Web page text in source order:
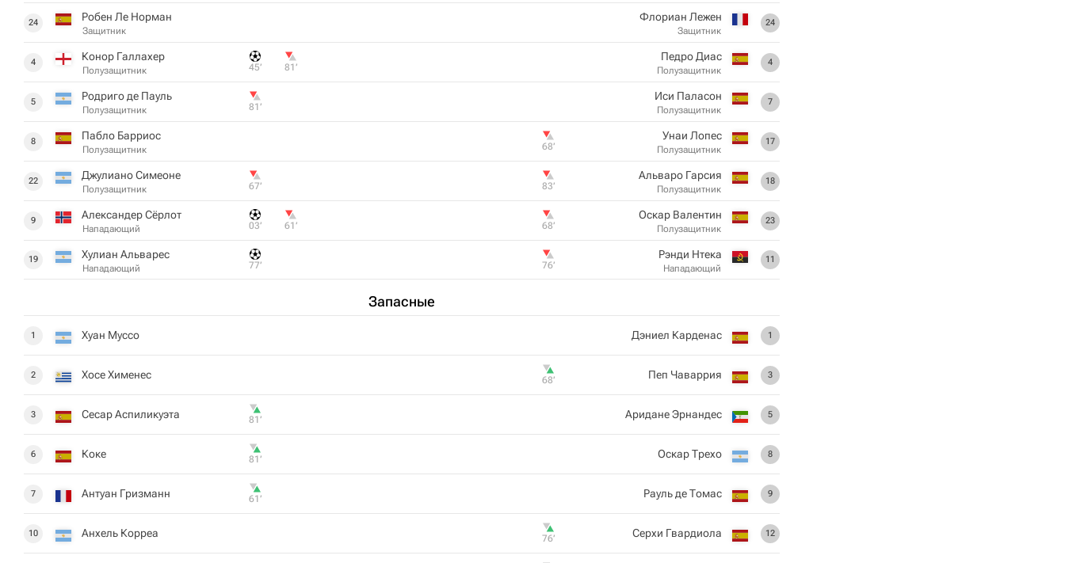
24 Робен Ле Норман
Защитник
4 Конор Галлахер
Полузащитник 45‎’‎ 81‎’‎
5 Родриго де Пауль
Полузащитник 81‎’‎
8 Пабло Барриос
Полузащитник
22 Джулиано Симеоне
Полузащитник 67‎’‎
9 Александер Сёрлот
Нападающий 03‎’‎ 61‎’‎
19 Хулиан Альварес
Нападающий 77‎’‎
Запасные
1 Хуан Муссо
2 Хосе Хименес
3 Сесар Аспиликуэта 81‎’‎
6 Коке 81‎’‎
7 Антуан Гризманн 61‎’‎
10 Анхель Корреа
24
Флориан Лежен
Защитник
4
Педро Диас
Полузащитник
7
Иси Паласон
Полузащитник
17
Унаи Лопес
Полузащитник
68‎’‎
18
Альваро Гарсия
Полузащитник
83‎’‎
23
Оскар Валентин
Полузащитник
68‎’‎
11
Рэнди Нтека
Нападающий
76‎’‎
1
Дэниел Карденас
3
Пеп Чаваррия
68‎’‎
5
Аридане Эрнандес
8
Оскар Трехо
9
Рауль де Томас
12
Серхи Гвардиола
76‎’‎